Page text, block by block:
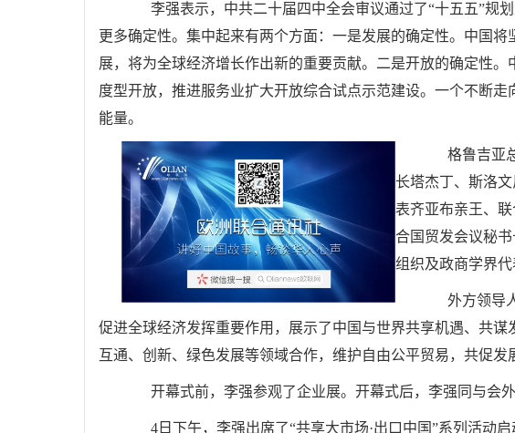
李强表示，中共二十届四中全会审议通过了“十五五”规
更多确定性。集中起来有两个方面：一是发展的确定性。中国
展，将为全球经济增长作出新的重要贡献。二是开放的确定性
度型开放，推进服务业扩大开放综合试点示范建设。一个不断
能量。
格鲁吉亚总
长塔杰丁、斯洛
表齐亚布亲王、
合国贸发会议秘
组织及政商学界代
外方领导人
促进全球经济发挥重要作用，展示了中国与世界共享机遇、共
互通、创新、绿色发展等领域合作，维护自由公平贸易，共促发
开幕式前，李强参观了企业展。开幕式后，李强同与会外
4日下午，李强出席了“共享大市场·出口中国”系列活动启